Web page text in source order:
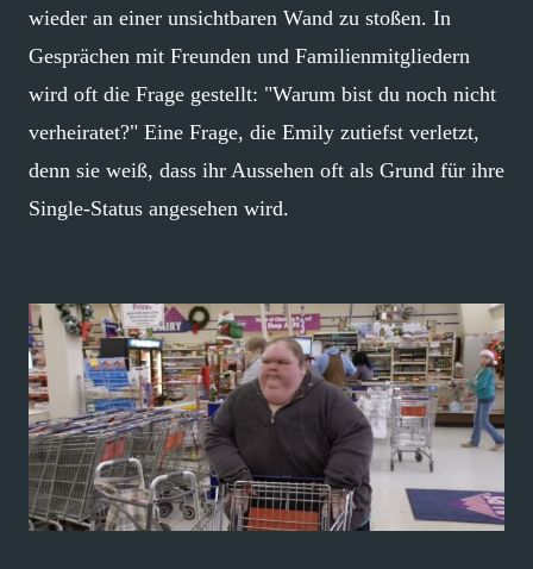
wieder an einer unsichtbaren Wand zu stoßen. In
Gesprächen mit Freunden und Familienmitgliedern
wird oft die Frage gestellt: "Warum bist du noch nicht
verheiratet?" Eine Frage, die Emily zutiefst verletzt,
denn sie weiß, dass ihr Aussehen oft als Grund für ihre
Single-Status angesehen wird.